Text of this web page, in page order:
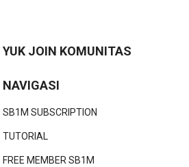
YUK JOIN KOMUNITAS
NAVIGASI
SB1M SUBSCRIPTION
TUTORIAL
FREE MEMBER SB1M